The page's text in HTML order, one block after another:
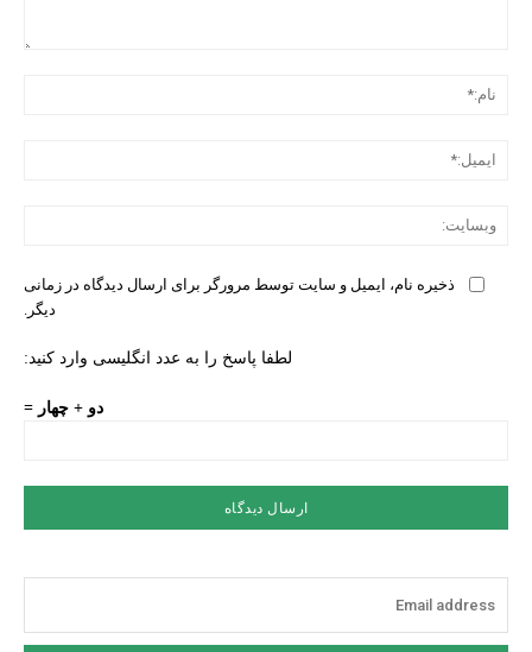
ذخیره نام، ایمیل و سایت توسط مرورگر برای ارسال دیدگاه در زمانی
دیگر.
لطفا پاسخ را به عدد انگلیسی وارد کنید:
دو + چهار =